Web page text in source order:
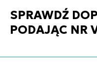
SPRAWDŹ
PODAJĄC NR